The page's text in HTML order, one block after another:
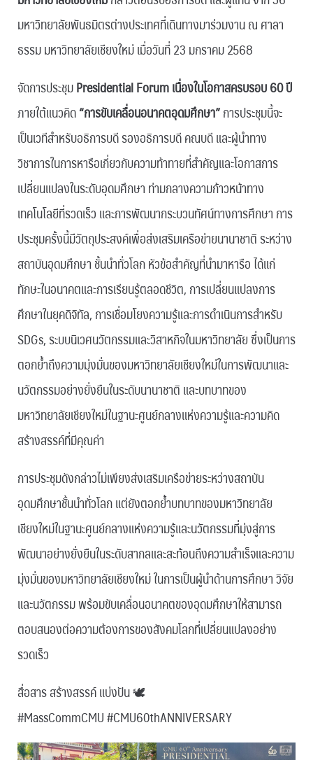
มหาวิทยาลัยพันธมิตรต่างประเทศที่เดินทางมาร่วมงาน ณ ศาลา
ธรรม มหาวิทยาลัยเชียงใหม่ เมื่อวันที่ 23 มกราคม 2568
จัดการประชุมPresidential Forum เนื่องในโอกาสครบรอบ 60 ปี
ภายใต้แนวคิด“การขับเคลื่อนอนาคตอุดมศึกษา”การประชุมนี้จะ
เป็นเวทีสำหรับอธิการบดี รองอธิการบดี คณบดี และผู้นำทาง
วิชาการในการหารือเกี่ยวกับความท้าทายที่สำคัญและโอกาสการ
เปลี่ยนแปลงในระดับอุดมศึกษา ท่ามกลางความก้าวหน้าทาง
เทคโนโลยีที่รวดเร็ว และการพัฒนากระบวนทัศน์ทางการศึกษา การ
ประชุมครั้งนี้มีวัตถุประสงค์เพื่อส่งเสริมเครือข่ายนานาชาติ ระหว่าง
สถาบันอุดมศึกษา ชั้นนำทั่วโลก หัวข้อสำคัญที่นำมาหารือ ได้แก่
ทักษะในอนาคตและการเรียนรู้ตลอดชีวิต, การเปลี่ยนแปลงการ
ศึกษาในยุคดิจิทัล, การเชื่อมโยงความรู้และการดำเนินการสำหรับ
SDGs, ระบบนิเวศนวัตกรรมและวิสาหกิจในมหาวิทยาลัย ซึ่งเป็นการ
ตอกย้ำถึงความมุ่งมั่นของมหาวิทยาลัยเชียงใหม่ในการพัฒนาและ
นวัตกรรมอย่างยั่งยืนในระดับนานาชาติ และบทบาทของ
มหาวิทยาลัยเชียงใหม่ในฐานะศูนย์กลางแห่งความรู้และความคิด
สร้างสรรค์ที่มีคุณค่า
การประชุมดังกล่าวไม่เพียงส่งเสริมเครือข่ายระหว่างสถาบัน
อุดมศึกษาชั้นนำทั่วโลก แต่ยังตอกย้ำบทบาทของมหาวิทยาลัย
เชียงใหม่ในฐานะศูนย์กลางแห่งความรู้และนวัตกรรมที่มุ่งสู่การ
พัฒนาอย่างยั่งยืนในระดับสากลและสะท้อนถึงความสำเร็จและความ
มุ่งมั่นของมหาวิทยาลัยเชียงใหม่ ในการเป็นผู้นำด้านการศึกษา วิจัย
และนวัตกรรม พร้อมขับเคลื่อนอนาคตของอุดมศึกษาให้สามารถ
ตอบสนองต่อความต้องการของสังคมโลกที่เปลี่ยนแปลงอย่าง
รวดเร็ว
สื่อสาร สร้างสรรค์ แบ่งปัน 🕊
#MassCommCMU #CMU60thANNIVERSARY